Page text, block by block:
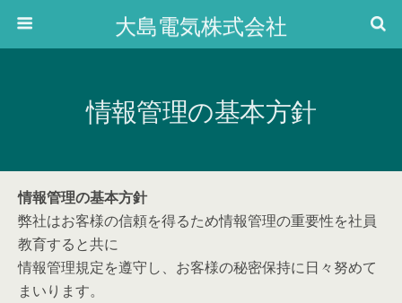
大島電気株式会社
情報管理の基本方針
情報管理の基本方針
弊社はお客様の信頼を得るため情報管理の重要性を社員
教育すると共に
情報管理規定を遵守し、お客様の秘密保持に日々努めて
まいります。